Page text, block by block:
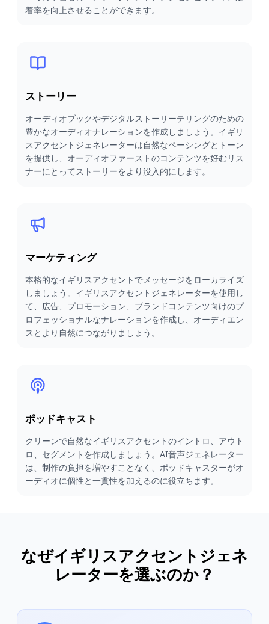
着率を向上させることができます。
ストーリー
オーディオブックやデジタルストーリーテリングのための
豊かなオーディオナレーションを作成しましょう。イギリ
スアクセントジェネレーターは自然なペーシングとトーン
を提供し、オーディオファーストのコンテンツを好むリス
ナーにとってストーリーをより没入的にします。
マーケティング
本格的なイギリスアクセントでメッセージをローカライズ
しましょう。イギリスアクセントジェネレーターを使用し
て、広告、プロモーション、ブランドコンテンツ向けのプ
ロフェッショナルなナレーションを作成し、オーディエン
スとより自然につながりましょう。
ポッドキャスト
クリーンで自然なイギリスアクセントのイントロ、アウト
ロ、セグメントを作成しましょう。AI音声ジェネレーター
は、制作の負担を増やすことなく、ポッドキャスターがオ
ーディオに個性と一貫性を加えるのに役立ちます。
なぜイギリスアクセントジェネ
レーターを選ぶのか？